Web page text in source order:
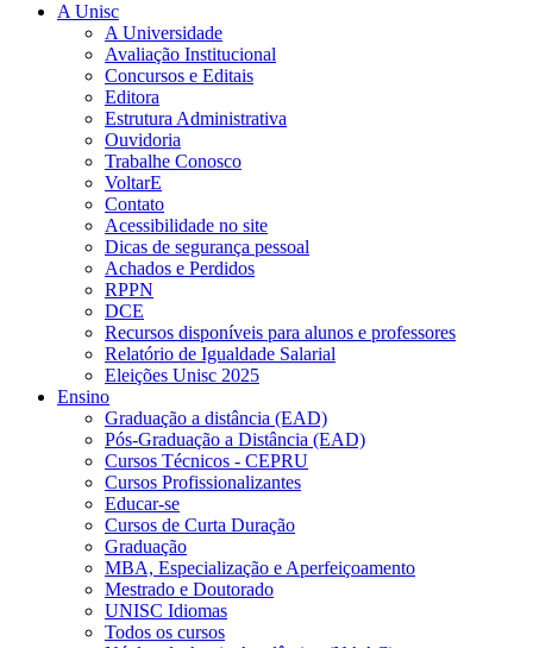
A Unisc
A Universidade
Avaliação Institucional
Concursos e Editais
Editora
Estrutura Administrativa
Ouvidoria
Trabalhe Conosco
VoltarE
Contato
Acessibilidade no site
Dicas de segurança pessoal
Achados e Perdidos
RPPN
DCE
Recursos disponíveis para alunos e professores
Relatório de Igualdade Salarial
Eleições Unisc 2025
Ensino
Graduação a distância (EAD)
Pós-Graduação a Distância (EAD)
Cursos Técnicos - CEPRU
Cursos Profissionalizantes
Educar-se
Cursos de Curta Duração
Graduação
MBA, Especialização e Aperfeiçoamento
Mestrado e Doutorado
UNISC Idiomas
Todos os cursos